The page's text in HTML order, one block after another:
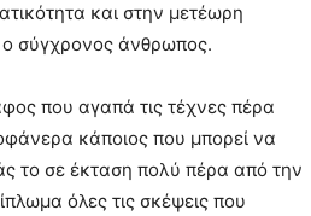
και στην μετέωρη
ο σύγχρονος άνθρωπος.
που αγαπά τις τέχνες πέρα
κάποιος που μπορεί να
το σε έκταση πολύ πέρα από την
όλες τις σκέψεις που